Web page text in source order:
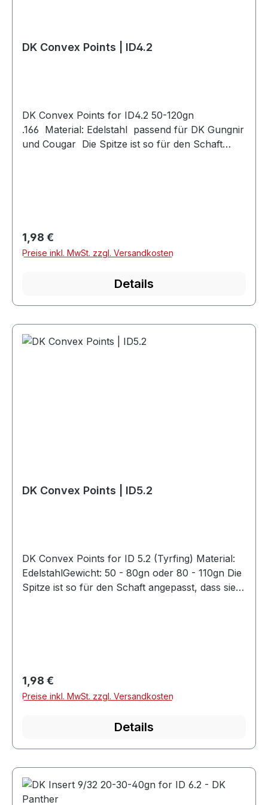
DK Convex Points | ID4.2
DK Convex Points for ID4.2 50-120gn
.166 Material: Edelstahl passend für DK Gungnir
und Cougar Die Spitze ist so für den Schaft
Regulärer Preis:
1,98 €
Preise inkl. MwSt. zzgl. Versandkosten
Details
DK Convex Points | ID5.2
DK Convex Points for ID 5.2 (Tyrfing) Material:
EdelstahlGewicht: 50 - 80gn oder 80 - 110gn Die
Spitze ist so für den Schaft angepasst, dass sie
Regulärer Preis:
1,98 €
Preise inkl. MwSt. zzgl. Versandkosten
Details